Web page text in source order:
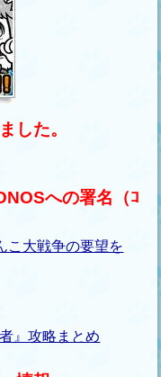
した。
への署名（ｺ
こ大戦争の要望を
』攻略まとめ